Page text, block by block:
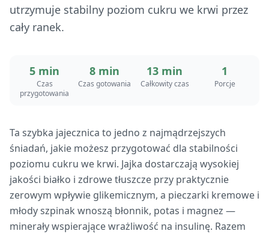
utrzymuje stabilny poziom cukru we krwi przez
cały ranek.
5 min
Czas
przygotowania
8 min
Czas gotowania
13 min
Całkowity czas
1
Porcje
Ta szybka jajecznica to jedno z najmądrzejszych
śniadań, jakie możesz przygotować dla stabilności
poziomu cukru we krwi. Jajka dostarczają wysokiej
jakości białko i zdrowe tłuszcze przy praktycznie
zerowym wpływie glikemicznym, a pieczarki kremowe i
młody szpinak wnoszą błonnik, potas i magnez —
minerały wspierające wrażliwość na insulinę. Razem